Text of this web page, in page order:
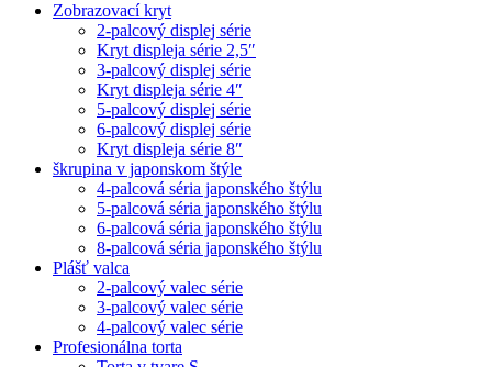
Zobrazovací kryt
2-palcový displej série
Kryt displeja série 2,5″
3-palcový displej série
Kryt displeja série 4″
5-palcový displej série
6-palcový displej série
Kryt displeja série 8″
škrupina v japonskom štýle
4-palcová séria japonského štýlu
5-palcová séria japonského štýlu
6-palcová séria japonského štýlu
8-palcová séria japonského štýlu
Plášť valca
2-palcový valec série
3-palcový valec série
4-palcový valec série
Profesionálna torta